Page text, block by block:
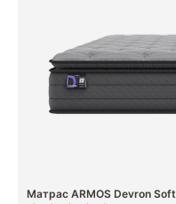
Матрас ARMOS Devron Soft